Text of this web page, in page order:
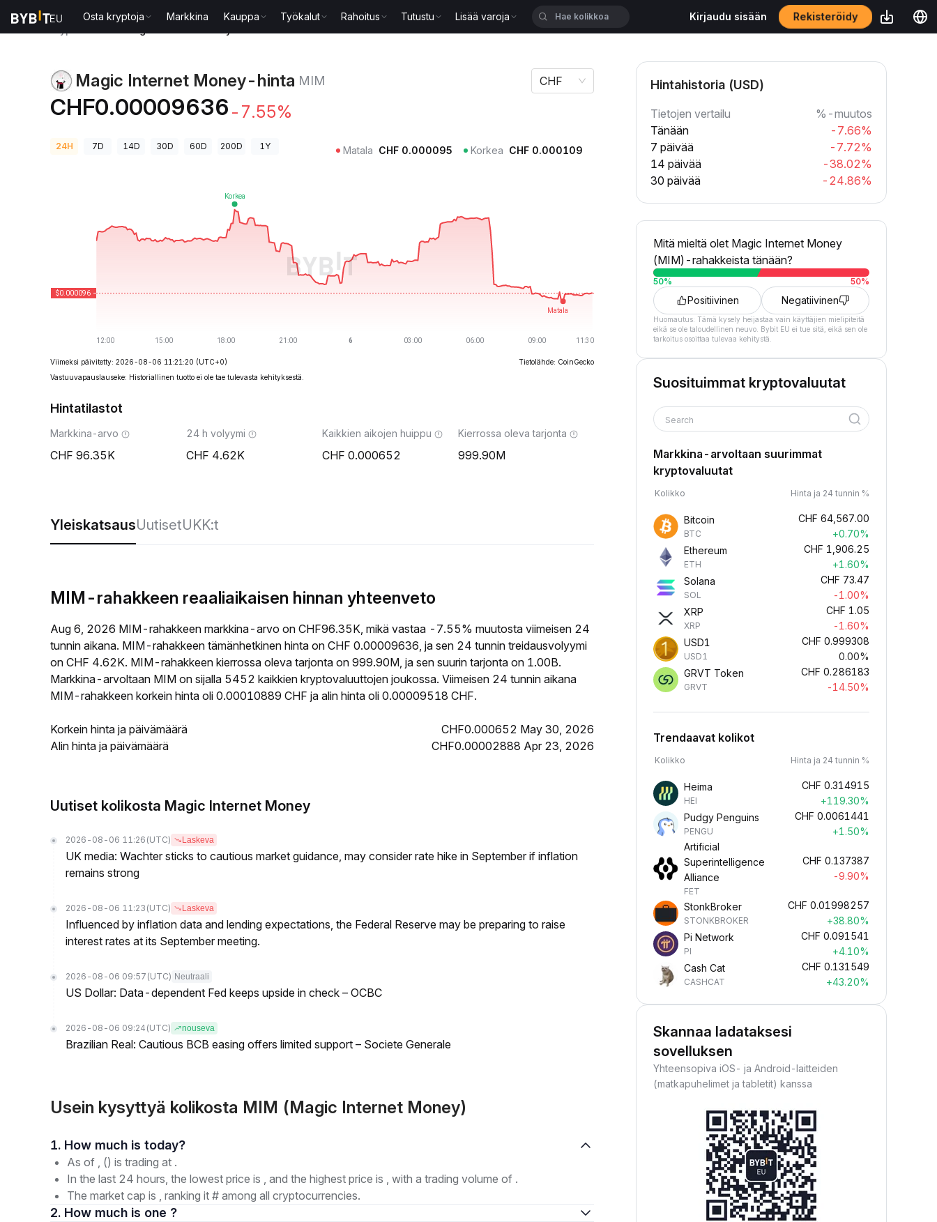
Osta kryptoja Markkina Kauppa Työkalut Rahoitus Tutustu Lisää varoja Kirjaudu sisään Rekisteröidy
Magic Internet Money-hinta MIM
CHF0.00009636 -7.55%
CHF
24H 7D 14D 30D 60D 200D 1Y Matala CHF 0.000095 Korkea CHF 0.000109
Viimeksi päivitetty: 2026-08-06 11:21:20 (UTC+0)
Tietolähde: CoinGecko
Vastuuvapauslauseke: Historiallinen tuotto ei ole tae tulevasta kehityksestä.
Hintatilastot
Markkina-arvo
96.35K
24 h volyymi
4.62K
Kaikkien aikojen huippu
0.000652
Kierrossa oleva tarjonta
999.90M
YleiskatsausUutisetUKK:t
MIM-rahakkeen reaaliaikaisen hinnan yhteenveto
Aug 6, 2026 MIM-rahakkeen markkina-arvo on CHF96.35K, mikä vastaa -7.55% muutosta viimeisen 24
tunnin aikana. MIM-rahakkeen tämänhetkinen hinta on CHF 0.00009636, ja sen 24 tunnin treidausvolyymi
on CHF 4.62K. MIM-rahakkeen kierrossa oleva tarjonta on 999.90M, ja sen suurin tarjonta on 1.00B.
Markkina-arvoltaan MIM on sijalla 5452 kaikkien kryptovaluuttojen joukossa. Viimeisen 24 tunnin aikana
MIM-rahakkeen korkein hinta oli 0.00010889 CHF ja alin hinta oli 0.00009518 CHF.
Korkein hinta ja päivämäärä
CHF0.000652 May 30, 2026
Alin hinta ja päivämäärä
CHF0.00002888 Apr 23, 2026
Uutiset kolikosta Magic Internet Money
2026-08-06 11:26 (UTC) Laskeva
UK media: Wachter sticks to cautious market guidance, may consider rate hike in September if inflation
remains strong
2026-08-06 11:23 (UTC) Laskeva
Influenced by inflation data and lending expectations, the Federal Reserve may be preparing to raise
interest rates at its September meeting.
2026-08-06 09:57 (UTC) Neutraali
US Dollar: Data-dependent Fed keeps upside in check – OCBC
2026-08-06 09:24 (UTC) nouseva
Brazilian Real: Cautious BCB easing offers limited support – Societe Generale
Usein kysyttyä kolikosta MIM (Magic Internet Money)
1. How much is today?
As of , () is trading at .
In the last 24 hours, the lowest price is , and the highest price is , with a trading volume of .
The market cap is , ranking it # among all cryptocurrencies.
2. How much is one ?
Hintahistoria (USD)
Tietojen vertailu
%-muutos
Tänään
-7.66%
7 päivää
-7.72%
14 päivää
-38.02%
30 päivää
-24.86%
Mitä mieltä olet Magic Internet Money
(MIM)-rahakkeista tänään?
50% 50%
Positiivinen Negatiivinen
Huomautus: Tämä kysely heijastaa vain käyttäjien mielipiteitä
eikä se ole taloudellinen neuvo. Bybit EU ei tue sitä, eikä sen ole
tarkoitus osoittaa tulevaa kehitystä.
Suosituimmat kryptovaluutat
Search
Markkina-arvoltaan suurimmat
kryptovaluutat
Kolikko Hinta ja 24 tunnin %
Bitcoin
BTC
CHF 64,567.00
+0.70%
Ethereum
ETH
CHF 1,906.25
+1.60%
Solana
SOL
CHF 73.47
-1.00%
XRP
XRP
CHF 1.05
-1.60%
USD1
USD1
CHF 0.999308
0.00%
GRVT Token
GRVT
CHF 0.286183
-14.50%
Trendaavat kolikot
Kolikko Hinta ja 24 tunnin %
Heima
HEI
CHF 0.314915
+119.30%
Pudgy Penguins
PENGU
CHF 0.0061441
+1.50%
Artificial
Superintelligence
Alliance
FET
CHF 0.137387
-9.90%
StonkBroker
STONKBROKER
CHF 0.01998257
+38.80%
Pi Network
PI
CHF 0.091541
+4.10%
Cash Cat
CASHCAT
CHF 0.131549
+43.20%
Skannaa ladataksesi
sovelluksen
Yhteensopiva iOS- ja Android-laitteiden
(matkapuhelimet ja tabletit) kanssa